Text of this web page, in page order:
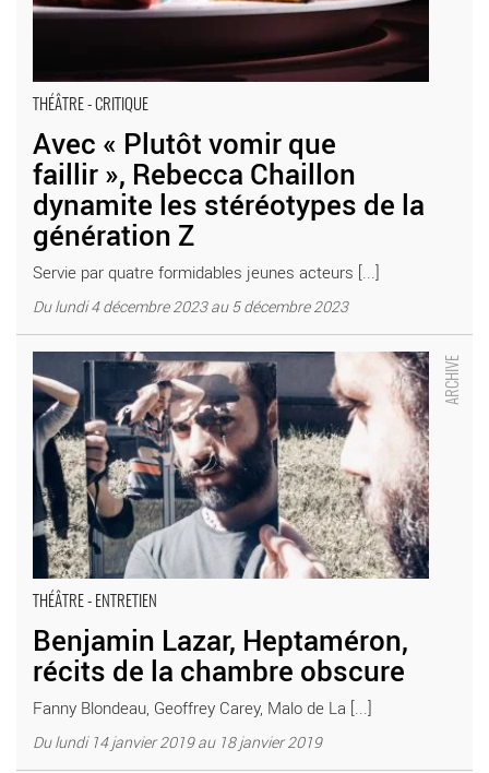
THÉÂTRE - CRITIQUE
Avec « Plutôt vomir que
faillir », Rebecca Chaillon
dynamite les stéréotypes de la
génération Z
Servie par quatre formidables jeunes acteurs [...]
Du lundi 4 décembre 2023 au 5 décembre 2023
THÉÂTRE - ENTRETIEN
Benjamin Lazar, Heptaméron,
récits de la chambre obscure
Fanny Blondeau, Geoffrey Carey, Malo de La [...]
Du lundi 14 janvier 2019 au 18 janvier 2019
Benjamin Lazar, Heptaméron, récits de la chambre obscure -
Critique sortie Théâtre Amiens Maison de la Culture d’Amiens